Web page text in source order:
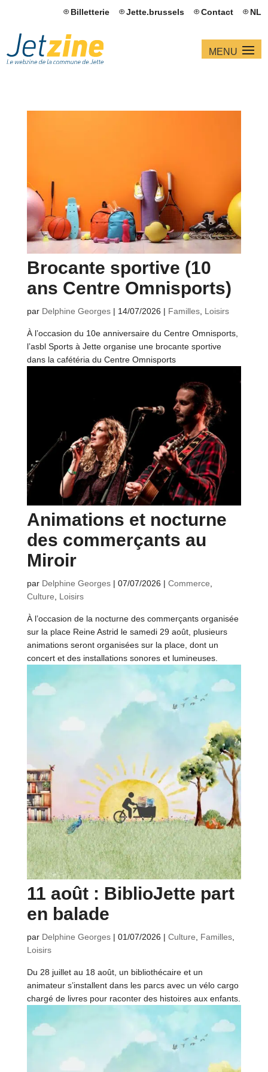
Billetterie Jette.brussels Contact NL
Brocante sportive (10
ans Centre Omnisports)
par Delphine Georges| 14/07/2026 | Familles, Loisirs
À l’occasion du 10e anniversaire du Centre Omnisports,
l’asbl Sports à Jette organise une brocante sportive
dans la cafétéria du Centre Omnisports
Animations et nocturne
des commerçants au
Miroir
par Delphine Georges| 07/07/2026 | Commerce
Culture
Loisirs
À l’occasion de la nocturne des commerçants organisée
sur la place Reine Astrid le samedi 29 août, plusieurs
animations seront organisées sur la place, dont un
concert et des installations sonores et lumineuses.
11 août : BiblioJette part
en balade
par Delphine Georges| 01/07/2026 | Culture Familles,
Loisirs
Du 28 juillet au 18 août, un bibliothécaire et un
animateur s’installent dans les parcs avec un vélo cargo
chargé de livres pour raconter des histoires aux enfants.